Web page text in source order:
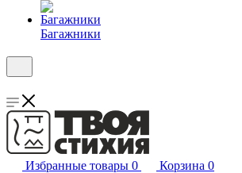
Багажники
Избранные товары 0 Корзина 0